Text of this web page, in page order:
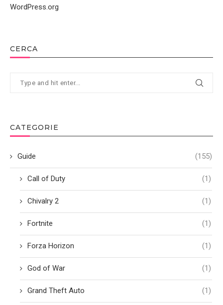
CERCA
CATEGORIE
Guide (155)
Call of Duty (1)
Chivalry 2 (1)
Fortnite (1)
Forza Horizon (1)
God of War (1)
Grand Theft Auto (1)
WordPress.org